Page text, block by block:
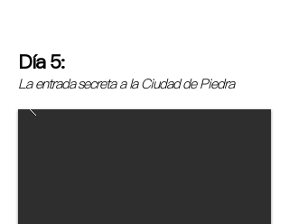
Día 5:
La entrada secreta a la Ciudad de Piedra